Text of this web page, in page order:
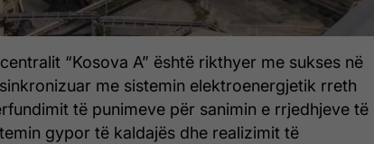
“Kosova A” është rikthyer me sukses në
me sistemin elektroenergjetik rreth
të punimeve për sanimin e rrjedhjeve të
gypor të kaldajës dhe realizimit të